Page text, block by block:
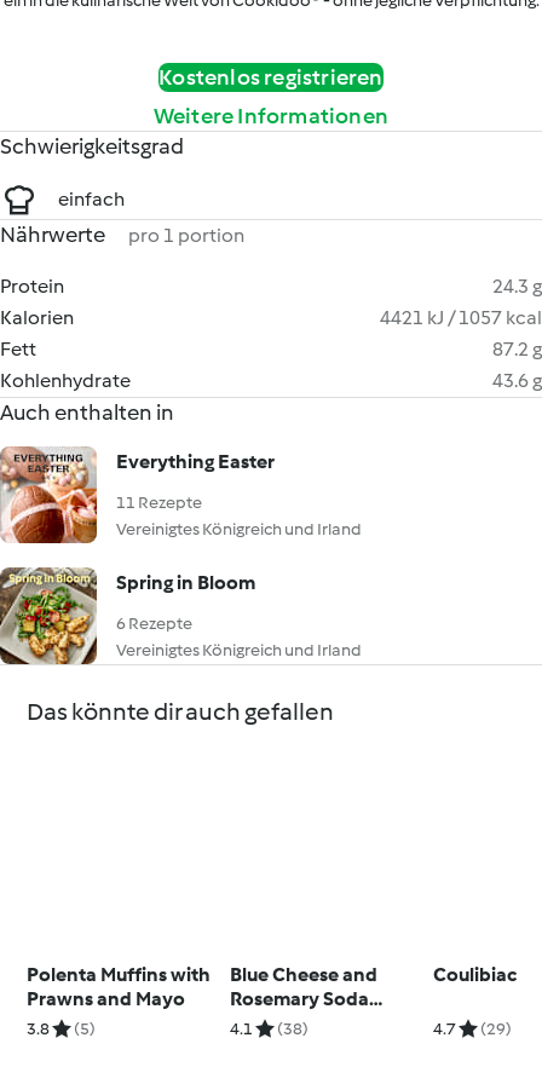
Kostenlos registrieren
Weitere Informationen
Schwierigkeitsgrad
einfach
Nährwerte pro 1 portion
Protein
24.3 g
Kalorien
4421 kJ / 1057 kcal
Fett
87.2 g
Kohlenhydrate
43.6 g
Auch enthalten in
Everything Easter
11 Rezepte
Vereinigtes Königreich und Irland
Spring in Bloom
6 Rezepte
Vereinigtes Königreich und Irland
Das könnte dir auch gefallen
Polenta Muffins with
Prawns and Mayo
3.8 (5)
Blue Cheese and
Rosemary Soda
Bread
4.1 (38)
Coulibiac
4.7 (29)